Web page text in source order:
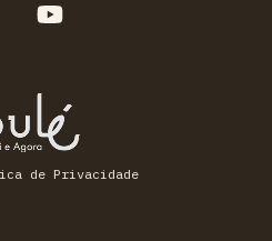
de Privacidade